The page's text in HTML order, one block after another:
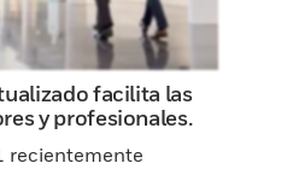
facilita las
y profesionales.
recientemente